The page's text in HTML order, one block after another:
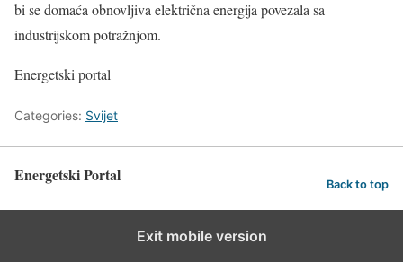
bi se domaća obnovljiva električna energija povezala sa
industrijskom potražnjom.
Energetski portal
Categories: Svijet
Energetski Portal Back to top
Exit mobile version